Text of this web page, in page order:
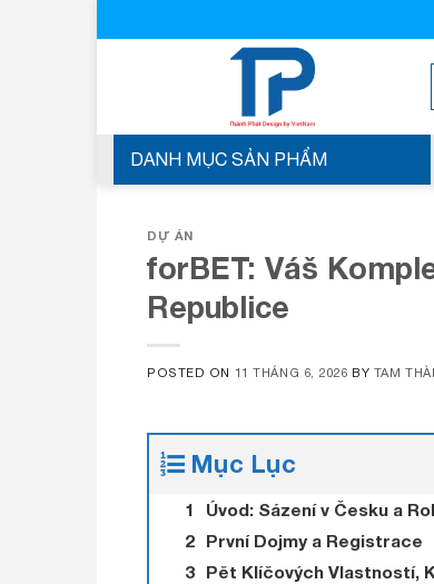
to
DANH MỤC SẢN PHẨM
DỰ ÁN
forBET: Váš
Republice
POSTED ON 11 THÁNG 6, 2026 BY TAM
Mục Lục
Úvod: Sázení v Česku a
První Dojmy a Registrace
Pět Klíčových Vlastností,